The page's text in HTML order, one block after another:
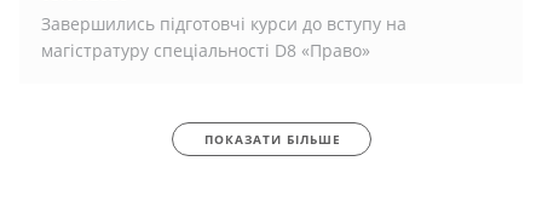
Завершились підготовчі курси до вступу на
магістратуру спеціальності D8 «Право»
ПОКАЗАТИ БІЛЬШЕ